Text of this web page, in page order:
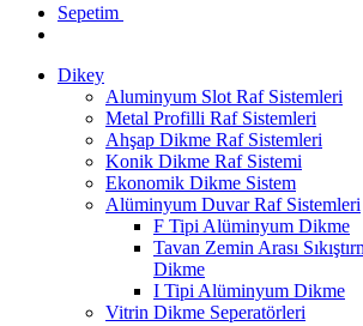
Sepetim
Dikey
Aluminyum Slot Raf Sistemleri
Metal Profilli Raf Sistemleri
Ahşap Dikme Raf Sistemleri
Konik Dikme Raf Sistemi
Ekonomik Dikme Sistem
Alüminyum Duvar Raf Sistemleri
F Tipi Alüminyum Dikme
Tavan Zemin Arası
Dikme
I Tipi Alüminyum Dikme
Vitrin Dikme Seperatörleri